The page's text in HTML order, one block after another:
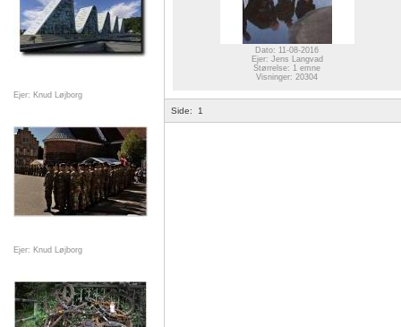
Ejer: Knud Løjborg
Ejer: Knud Løjborg
Dato: 11-08-2016
Ejer: Jens Langvad
Størrelse: 1 emne
Visninger: 20304
Side: 1